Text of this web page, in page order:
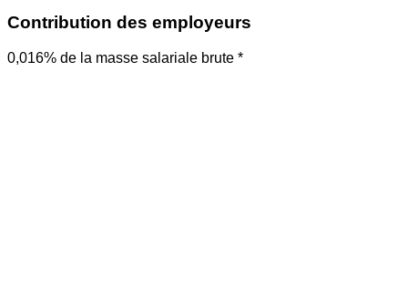
Contribution des employeurs
0,016% de la masse salariale brute *